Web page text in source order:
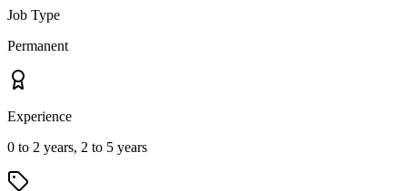
Job Type
Permanent
Experience
0 to 2 years, 2 to 5 years